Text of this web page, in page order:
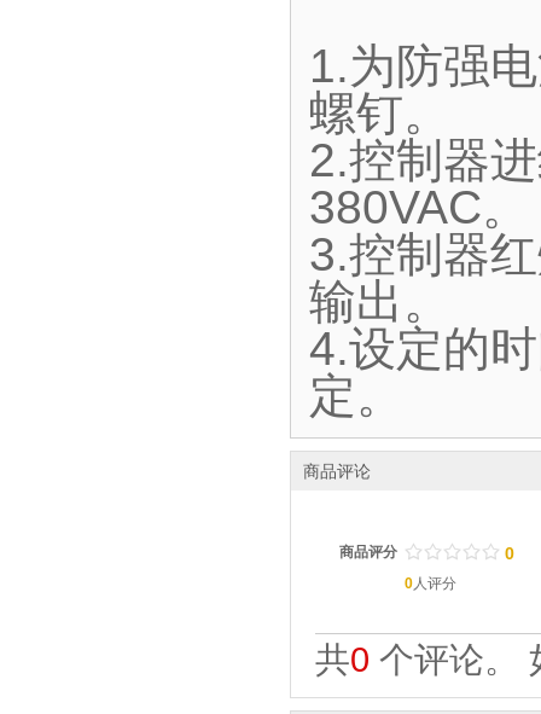
1.为防强
螺钉。
2.控制器
380VAC。
3.控制器
输出。
4.设定的
定。
商品评论
商品评分 / / / / /
. . . . . 0
0人评分
共0 个评论。